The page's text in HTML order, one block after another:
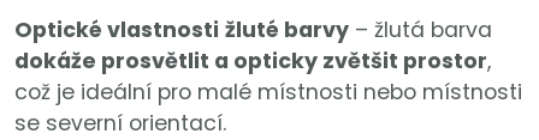
Optické vlastnosti žluté barvy – žlutá barva
dokáže prosvětlit a opticky zvětšit prostor,
což je ideální pro malé místnosti nebo místnosti
se severní orientací.